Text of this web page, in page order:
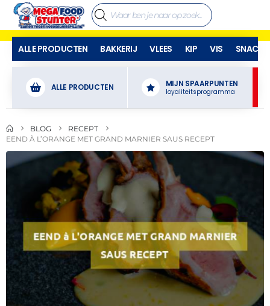
ALLE PRODUCTEN BAKKERIJ VLEES KIP VIS SNACKS
ALLE PRODUCTEN MIJN SPAARPUNTEN
loyaliteitsprogramma
BLOG
RECEPT
EEND À L’ORANGE MET GRAND MARNIER SAUS RECEPT